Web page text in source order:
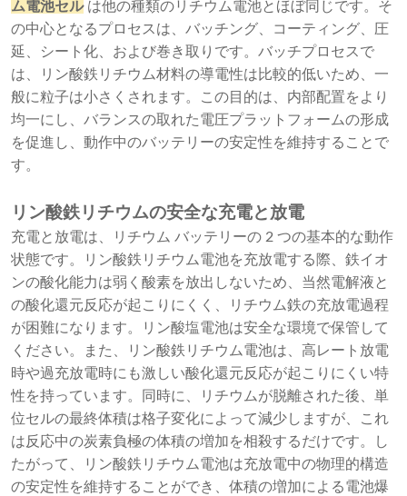
ム電池セルは他の種類のリチウム電池とほぼ同じです。そ
の中心となるプロセスは、バッチング、コーティング、圧
延、シート化、および巻き取りです。バッチプロセスで
は、リン酸鉄リチウム材料の導電性は比較的低いため、一
般に粒子は小さくされます。この目的は、内部配置をより
均一にし、バランスの取れた電圧プラットフォームの形成
を促進し、動作中のバッテリーの安定性を維持することで
す。
リン酸鉄リチウムの安全な充電と放電
充電と放電は、リチウム バッテリーの 2 つの基本的な動作
状態です。リン酸鉄リチウム電池を充放電する際、鉄イオ
ンの酸化能力は弱く酸素を放出しないため、当然電解液と
の酸化還元反応が起こりにくく、リチウム鉄の充放電過程
が困難になります。リン酸塩電池は安全な環境で保管して
ください。また、リン酸鉄リチウム電池は、高レート放電
時や過充放電時にも激しい酸化還元反応が起こりにくい特
性を持っています。同時に、リチウムが脱離された後、単
位セルの最終体積は格子変化によって減少しますが、これ
は反応中の炭素負極の体積の増加を相殺するだけです。し
たがって、リン酸鉄リチウム電池は充放電中の物理的構造
の安定性を維持することができ、体積の増加による電池爆